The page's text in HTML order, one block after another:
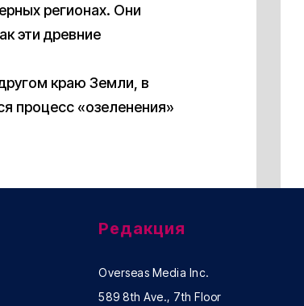
регионах. Они
эти древние
краю Земли, в
процесс «озеленения»
Редакция
Overseas Media Inc.
589 8th Ave., 7th Floor